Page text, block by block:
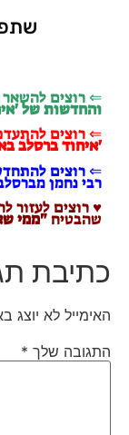
⇐ רוצים להשאר
והחדשות של
⇐ רוצים
'איחוד ברסלב
⇐ רוצים
רבי נחמן
♥ רוצים לעזור
שהבטיח"ממי
כתיבת
האימייל לא יוצג
התגובה שלך *